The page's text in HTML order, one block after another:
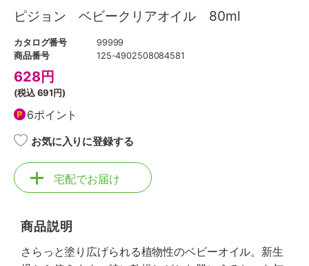
ピジョン ベビークリアオイル 80ml
カタログ番号
99999
商品番号
125-4902508084581
628円
(税込691円)
6ポイント
お気に入りに登録する
宅配でお届け
商品説明
さらっと塗り広げられる植物性のベビーオイル。新生